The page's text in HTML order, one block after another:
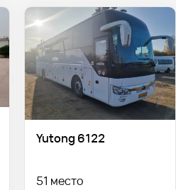
Yutong 6122
51 место